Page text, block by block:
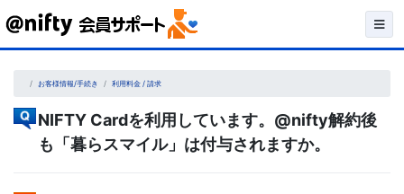
Skip
content お客様情報/手続き 利用料金 / 請求
NIFTY Cardを利用しています。@nifty解約後
も「暮らスマイル」は付与されますか。